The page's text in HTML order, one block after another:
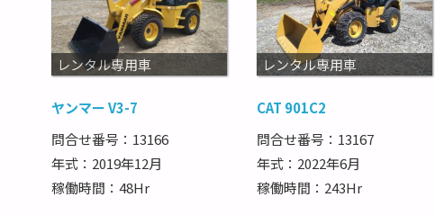
レンタル専用車
ヤンマー V3-7
問合せ番号：13166
年式：2019年12月
稼働時間：48Hr
レンタル専用車
CAT 901C2
問合せ番号：13167
年式：2022年6月
稼働時間：243Hr